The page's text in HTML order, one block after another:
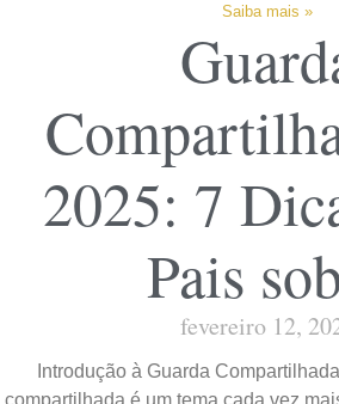
Saiba mais »
2025: 7
Pais
fevereiro 12,
Introdução à Guarda
compartilhada é um tema cada vez